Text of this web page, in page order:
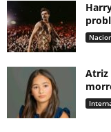
Atriz